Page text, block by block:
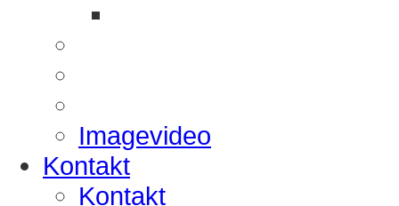
Imagevideo
Kontakt
Kontakt